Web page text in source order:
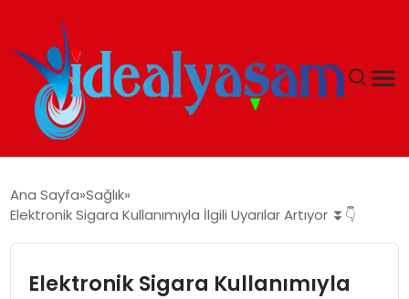
EKONOMI
Ana Sayfa Sağlık
Elektronik Sigara Kullanımıyla İlgili Uyarılar Artıyor ⏬👇
Elektronik Sigara Kullanımıyla